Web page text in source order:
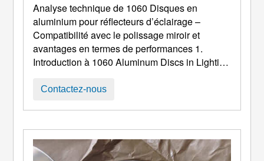
Polissage Miroir Et Avantages En
Termes De Performances
Analyse technique de 1060 Disques en
aluminium pour réflecteurs d’éclairage –
Compatibilité avec le polissage miroir et
avantages en termes de performances 1.
Introduction à 1060Aluminum Discs in Lighting
global lighting industry—ranging from
lightweight, à haute réflectivité, les matériaux
métalliques formables se sont développés ...
Contactez-nous